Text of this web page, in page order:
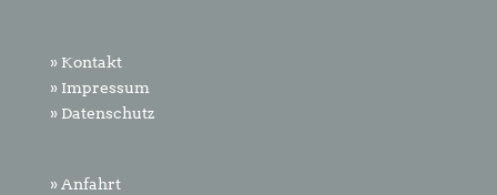
» Kontakt
» Impressum
» Datenschutz
» Anfahrt